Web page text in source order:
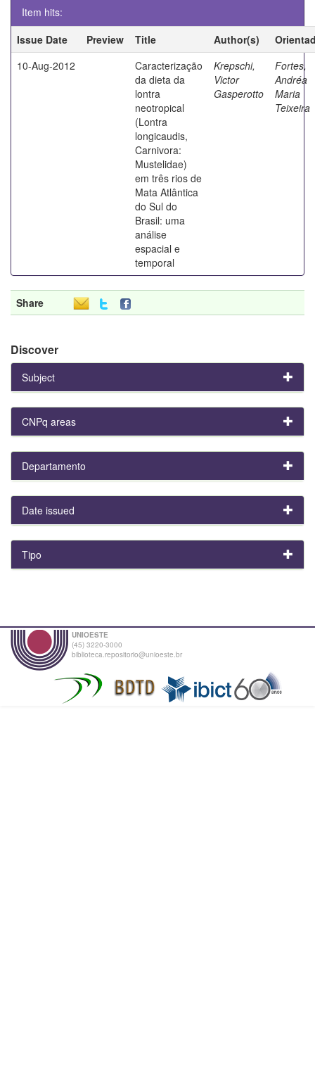
Item hits:
Issue Date
Preview Title Author(s)
10-Aug-2012
Caracterização
da dieta da
lontra
neotropical
(Lontra
longicaudis,
Carnivora:
Mustelidae)
em três rios de
Mata Atlântica
do Sul do
Brasil: uma
análise
espacial e
temporal
Krepschi,
Victor
Gasperotto
Fortes,
Andréa
Maria
Teixeira
Share
Discover
Subject
CNPq areas
Departamento
Date issued
Tipo
UNIOESTE
(45) 3220-3000
biblioteca.repositorio@unioeste.br